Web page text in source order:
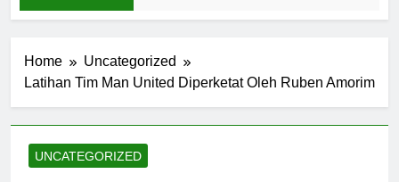
Home
Uncategorized
Latihan Tim Man United Diperketat Oleh Ruben Amorim
UNCATEGORIZED